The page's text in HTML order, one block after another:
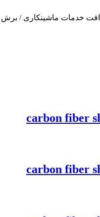
خدمات ماشینکاری /
carbon fiber
carbon fiber